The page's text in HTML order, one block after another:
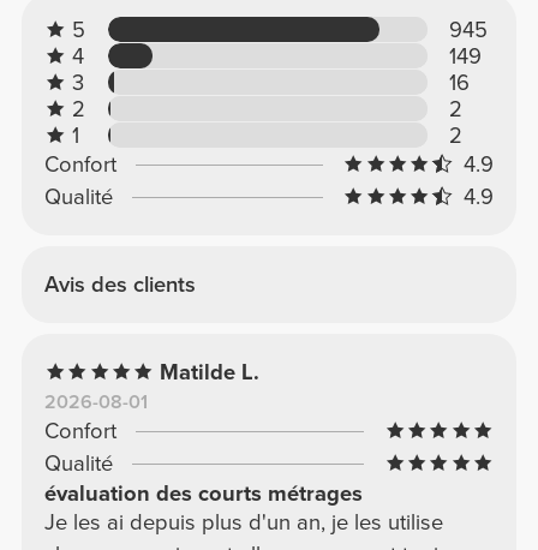
5
945
4
149
3
16
2
2
1
2
Confort
4.9
Qualité
4.9
Avis des clients
Matilde L.
2026-08-01
Confort
Qualité
évaluation des courts métrages
Je les ai depuis plus d'un an, je les utilise